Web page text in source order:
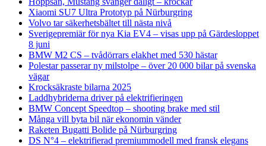
Xiaomi SU7 Ultra Prototyp på Nürburgring
Volvo tar säkerhetsbältet till nästa nivå
Sverigepremiär för nya Kia EV4 – visas upp på Gärdesloppet
8 juni
BMW M2 CS – tvådörrars elakhet med 530 hästar
Polestar passerar ny milstolpe – över 20 000 bilar på svenska
vägar
Krocksäkraste bilarna 2025
Laddhybriderna driver på elektrifieringen
BMW Concept Speedtop – shooting brake med stil
Många vill byta bil när ekonomin vänder
Raketen Bugatti Bolide på Nürburgring
DS N°4 – elektrifierad premiummodell med fransk elegans